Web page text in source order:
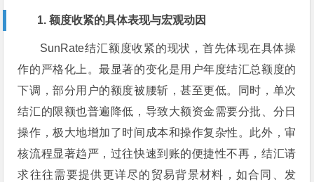
1. 额度收紧的具体表现与宏观动因
SunRate结汇额度收紧的现状，首先体现在具体操
作的严格化上。最显著的变化是用户年度结汇总额度的
下调，部分用户的额度被腰斩，甚至更低。同时，单次
结汇的限额也普遍降低，导致大额资金需要分批、分日
操作，极大地增加了时间成本和操作复杂性。此外，审
核流程显著趋严，过往快速到账的便捷性不再，结汇请
求往往需要提供更详尽的贸易背景材料，如合同、发